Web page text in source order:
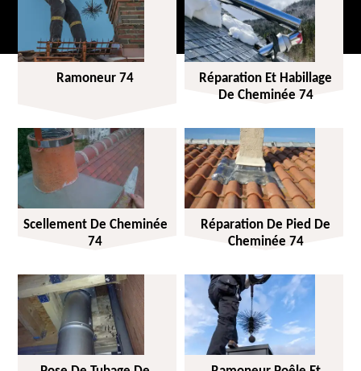
Ramoneur 74
Réparation Et Habillage
De Cheminée 74
Scellement De Cheminée
74
Réparation De Pied De
Cheminée 74